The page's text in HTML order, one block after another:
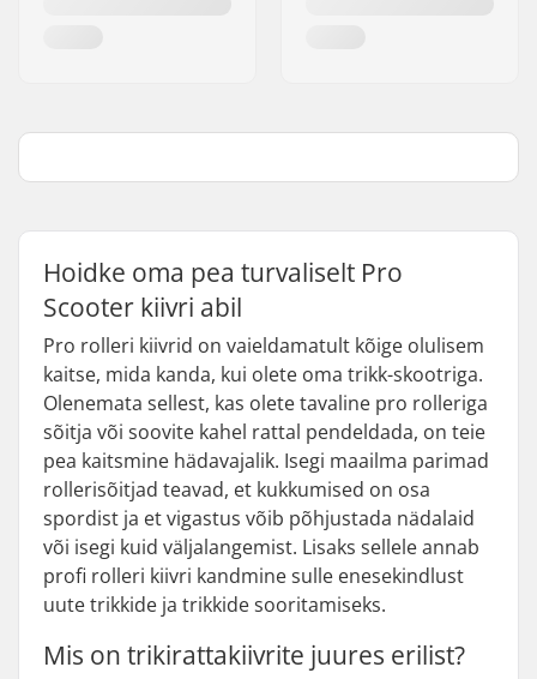
Hoidke oma pea turvaliselt Pro
Scooter kiivri abil
Pro rolleri kiivrid on vaieldamatult kõige olulisem
kaitse, mida kanda, kui olete oma trikk-skootriga.
Olenemata sellest, kas olete tavaline pro rolleriga
sõitja või soovite kahel rattal pendeldada, on teie
pea kaitsmine hädavajalik. Isegi maailma parimad
rollerisõitjad teavad, et kukkumised on osa
spordist ja et vigastus võib põhjustada nädalaid
või isegi kuid väljalangemist. Lisaks sellele annab
profi rolleri kiivri kandmine sulle enesekindlust
uute trikkide ja trikkide sooritamiseks.
Mis on trikirattakiivrite juures erilist?